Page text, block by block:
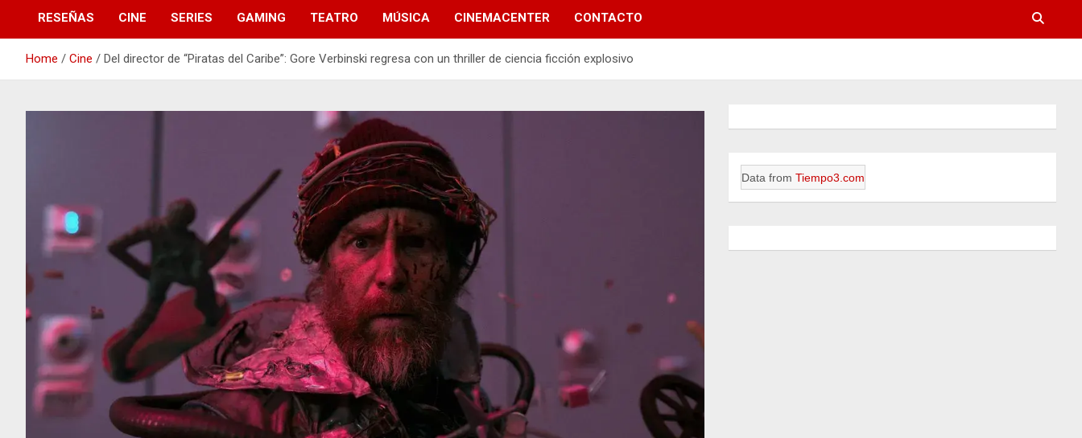
RESEÑAS CINE SERIES GAMING TEATRO MÚSICA CINEMACENTER CONTACTO
Home Cine Del director de “Piratas del Caribe”: Gore Verbinski regresa con un thriller de ciencia ficción explosivo
Data fromTiempo3.com